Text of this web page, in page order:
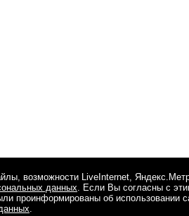
возможности LiveInternet,
данных. Если Вы согласны с
проинформированы об
.